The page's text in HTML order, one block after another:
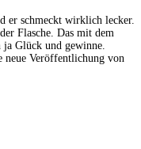
er schmeckt wirklich lecker.
Flasche. Das mit dem
Glück und gewinne.
Veröffentlichung von